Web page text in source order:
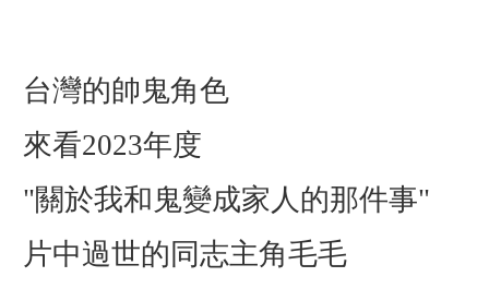
台灣的帥鬼角色
來看2023年度
"關於我和鬼變成家人的那件事"
片中過世的同志主角毛毛